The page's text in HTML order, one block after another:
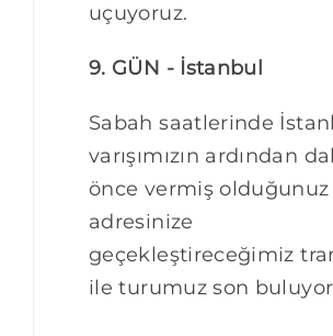
uçuyoruz.
9. GÜN - İstanbul
Sabah saatlerinde
varışımızın ardından
önce vermiş olduğunuz
adresinize
geçekleştireceğimiz
ile turumuz son